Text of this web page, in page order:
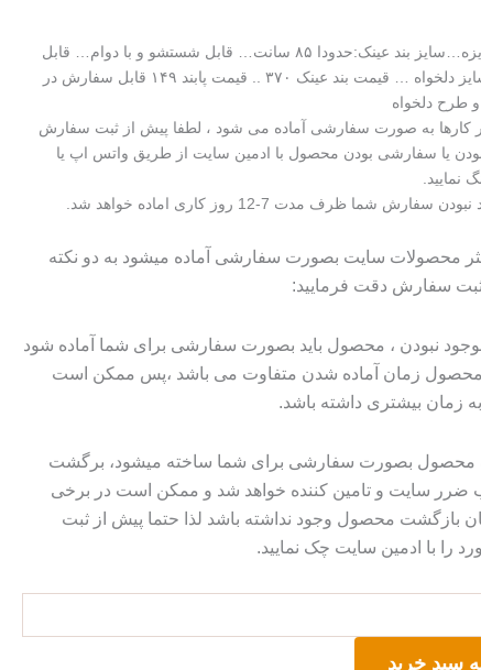
جنس :نخ مرسریزه…سایز بند عینک:حدودا ۸۵ سانت… قابل شستشو و با دوام… قابل
اجرا در رنگ و سایز دلخواه … قیمت بند عینک ۳۷۰ .. قیمت پابند ۱۴۹ قابل سفارش در
و طرح دلخواه
کارها به صورت سفارشی آماده می شود ، لطفا پیش از ثبت سفارش
یا سفارشی بودن محصول با ادمین سایت از طریق واتس اپ یا
نمایید.
شما ظرف مدت 7-12 روز کاری اماده خواهد شد.
محصولات سایت بصورت سفارشی آماده میشود به دو نکته
سفارش دقت فرمایید:
نبودن ، محصول باید بصورت سفارشی برای شما آماده شود
محصول زمان آماده شدن متفاوت می باشد ،پس ممکن است
به زمان بیشتری داشته باشد.
که محصول بصورت سفارشی برای شما ساخته میشود، برگشت
سایت و تامین کننده خواهد شد و ممکن است در برخی
بازگشت محصول وجود نداشته باشد لذا حتما پیش از ثبت
را با ادمین سایت چک نمایید.
سبد خرید